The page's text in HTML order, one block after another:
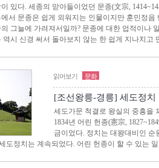
있다. 세종의 맏아들이었던 문종(文宗,
서 문종은 쉽게 외워지는 인물이지만 훈민정
그늘에 가려져서일까? 문종에 대한 업적이나
역시 신경 써서 돌아보지 않는 한 쉽게 지나치고
읽어보기 문화
[조선왕릉-경릉] 세도정
세도가문 척결로 왕실의 중흥을
1834년 어린 헌종(憲宗,
금이었다. 정치는 대왕대비인
도정치는 계속되었다. 어린 헌종이 할 수 있는